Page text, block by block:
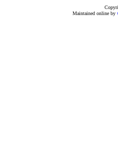
Maintained online by